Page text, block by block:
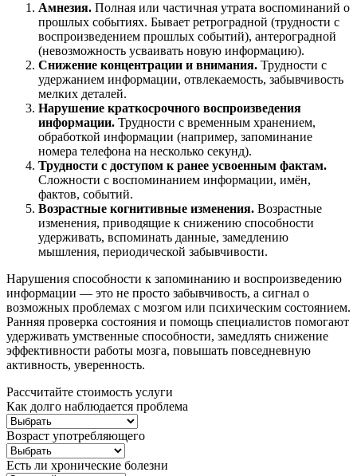
Амнезия. Полная или частичная утрата воспоминаний о
прошлых событиях. Бывает ретроградной (трудности с
воспроизведением прошлых событий), антероградной
(невозможность усваивать новую информацию).
Снижение концентрации и внимания. Трудности с
удержанием информации, отвлекаемость, забывчивость
мелких деталей.
Нарушение краткосрочного воспроизведения
информации. Трудности с временным хранением,
обработкой информации (например, запоминание
номера телефона на несколько секунд).
Трудности с доступом к ранее усвоенным фактам.
Сложности с воспоминанием информации, имён,
фактов, событий.
Возрастные когнитивные изменения. Возрастные
изменения, приводящие к снижению способности
удерживать, вспоминать данные, замедлению
мышления, периодической забывчивости.
Нарушения способности к запоминанию и воспроизведению
информации — это не просто забывчивость, а сигнал о
возможных проблемах с мозгом или психическим состоянием.
Ранняя проверка состояния и помощь специалистов помогают
удерживать умственные способности, замедлять снижение
эффективности работы мозга, повышать повседневную
активность, уверенность.
Рассчитайте стоимость услуги
Как долго наблюдается проблема
Возраст употребляющего
Есть ли хронические болезни